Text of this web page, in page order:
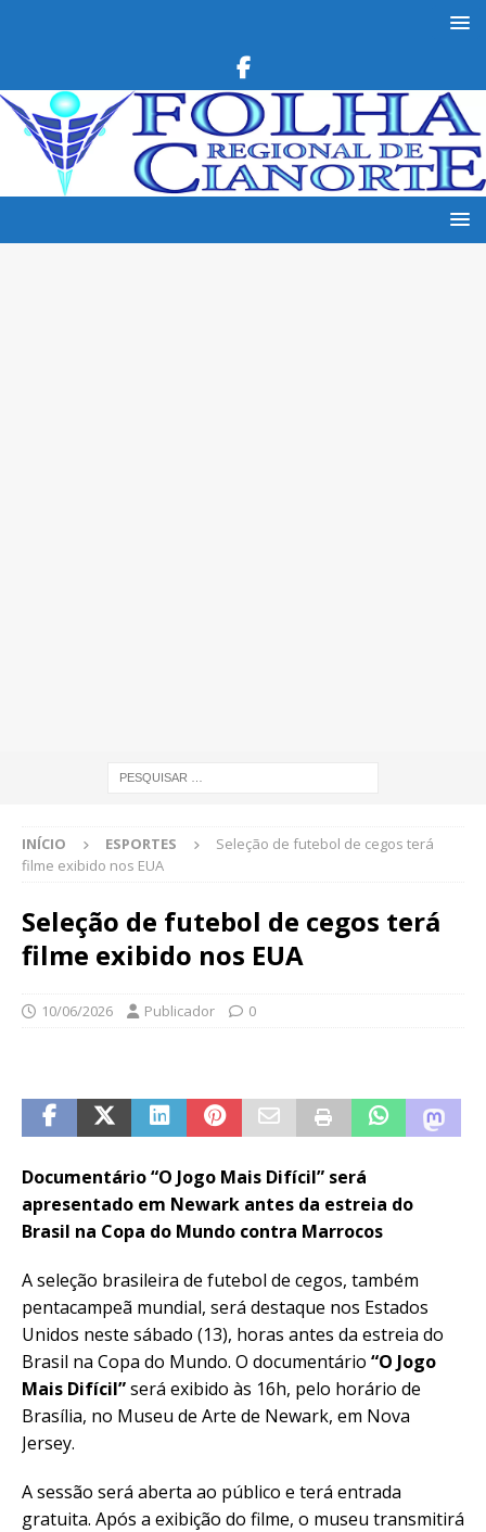
INÍCIO ESPORTES
Seleção de futebol de cegos terá
filme exibido nos EUA
Seleção de futebol de cegos terá
filme exibido nos EUA
10/06/2026 Publicador 0
Documentário “O Jogo Mais Difícil” será
apresentado em Newark antes da estreia do
Brasil na Copa do Mundo contra Marrocos
A seleção brasileira de futebol de cegos, também
pentacampeã mundial, será destaque nos Estados
Unidos neste sábado (13), horas antes da estreia do
Brasil na Copa do Mundo. O documentário “O Jogo
Mais Difícil”será exibido às 16h, pelo horário de
Brasília, no Museu de Arte de Newark, em Nova
Jersey.
A sessão será aberta ao público e terá entrada
gratuita. Após a exibição do filme, o museu transmitirá